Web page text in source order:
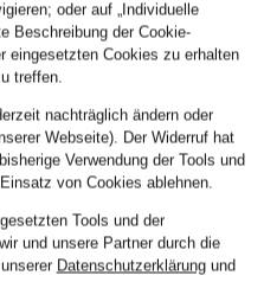
oder auf „Individuelle
Beschreibung der Cookie-
eingesetzten Cookies zu erhalten
treffen.
nachträglich ändern oder
Webseite). Der Widerruf hat
Verwendung der Tools und
von Cookies ablehnen.
Tools und der
und unsere Partner durch die
Datenschutzerklärungund